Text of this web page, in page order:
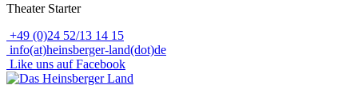
Theater Starter
+49 (0)24 52/13 14 15
info(at)heinsberger-land(dot)de
Like uns auf Facebook